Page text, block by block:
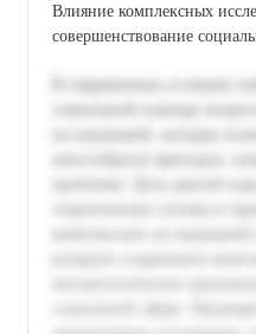
Влияние комплексных
совершенствование